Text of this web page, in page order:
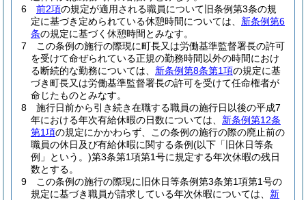
6
前2項の規定が適用される職員について旧条例第3条の規
定に基づき定められている休憩時間については、 新条例第6
条の規定に基づく休憩時間とみなす。
7
この条例の施行の際現に町長又は労働基準監督署長の許可
を受けて命ぜられている正規の勤務時間以外の時間におけ
る断続的な勤務については、 新条例第8条第1項の規定に基
づき町長又は労働基準監督署長の許可を受けて任命権者が
命じたものとみなす。
8
施行日前から引き続き在職する職員の施行日以後の平成7
年における年次有給休暇の日数については、 新条例第12条
第1項の規定にかかわらず、この条例の施行の際の廃止前の
職員の休日及び有給休暇に関する条例(以下「旧休日等条
例」という。)第3条第1項第1号に規定する年次休暇の残日
数とする。
9
この条例の施行の際現に旧休日等条例第3条第1項第1号の
規定に基づき職員が請求している年次休暇については、 新